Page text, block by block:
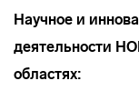
Научное и
деятельности
областях: